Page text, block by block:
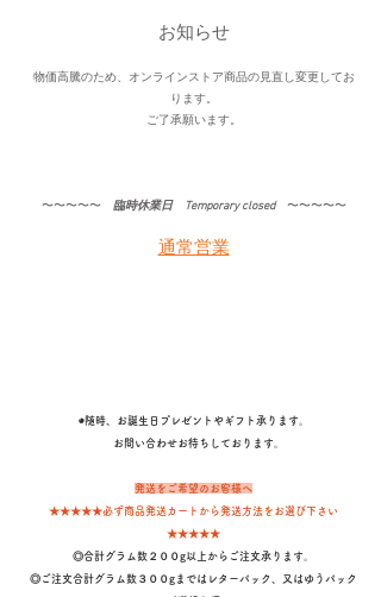
お知らせ
物価高騰のため、オンラインストア商品の見直し変更してお
ります。
​ご了承願います。
〜〜〜〜〜​ 臨時休業日 Temporary closed〜〜〜〜〜
通常営業
◉随時、お誕生日プレゼントやギフト承ります。
​ お問い合わせお待ちしております。
発送をご希望のお客様へ
★★★★★必ず商品発送カートから発送方法をお選び下さい
★★★★★
◎合計グラム数２００g以上からご注文承ります。
◎ご注文合計グラム数３００gまではレターパック、又はゆうパック